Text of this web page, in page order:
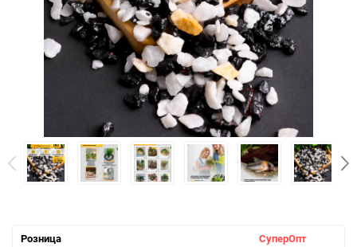
Розница СуперОпт